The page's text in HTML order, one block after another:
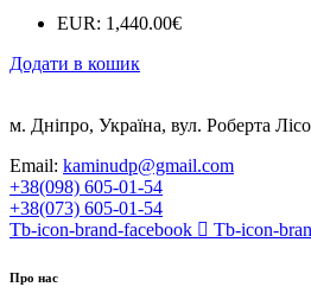
EUR: 1,440.00€
Додати в кошик
м. Дніпро, Україна, вул. Роберта
Email: kaminudp@gmail.com
+38(098) 605-01-54
+38(073) 605-01-54
Tb-icon-brand-facebook
Tb-icon-
Про нас